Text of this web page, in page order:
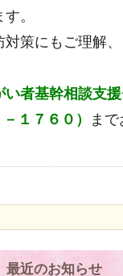
。
対策にもご理解
い者基幹相談支
１７６０）
ま
最近のお知らせ